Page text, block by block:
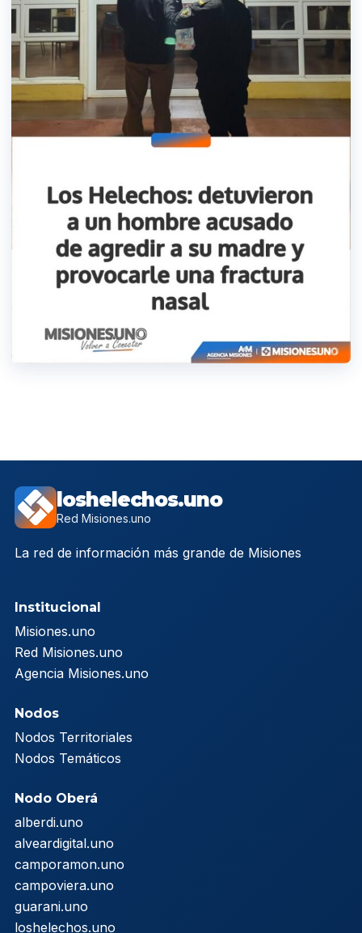
loshelechos.uno
Red Misiones.uno
La red de información más grande de Misiones
Institucional
Misiones.uno
Red Misiones.uno
Agencia Misiones.uno
Nodos
Nodos Territoriales
Nodos Temáticos
Nodo Oberá
alberdi.uno
alveardigital.uno
camporamon.uno
campoviera.uno
guarani.uno
loshelechos.uno